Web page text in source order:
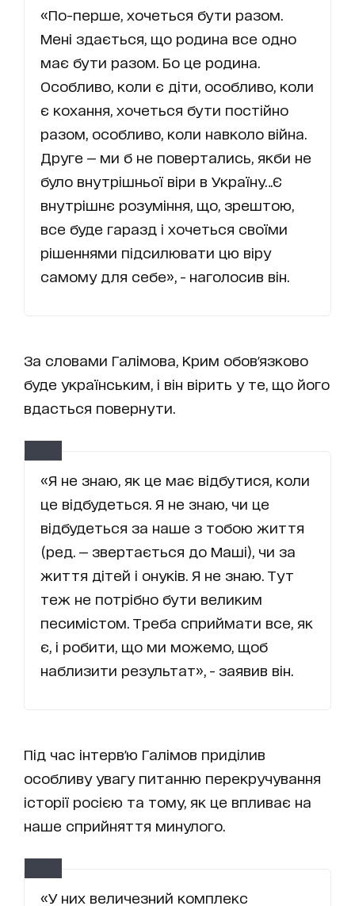
«По-перше, хочеться бути разом.
Мені здається, що родина все одно
має бути разом. Бо це родина.
Особливо, коли є діти, особливо, коли
є кохання, хочеться бути постійно
разом, особливо, коли навколо війна.
Друге — ми б не повертались, якби не
було внутрішньої віри в Україну…Є
внутрішнє розуміння, що, зрештою,
все буде гаразд і хочеться своїми
рішеннями підсилювати цю віру
самому для себе», - наголосив він.
За словами Галімова, Крим обов'язково
буде українським, і він вірить у те, що його
вдасться повернути.
«Я не знаю, як це має відбутися, коли
це відбудеться. Я не знаю, чи це
відбудеться за наше з тобою життя
(ред. — звертається до Маші), чи за
життя дітей і онуків. Я не знаю. Тут
теж не потрібно бути великим
песимістом. Треба сприймати все, як
є, і робити, що ми можемо, щоб
наблизити результат», - заявив він.
Під час інтерв'ю Галімов приділив
особливу увагу питанню перекручування
історії росією та тому, як це впливає на
наше сприйняття минулого.
«У них величезний комплекс